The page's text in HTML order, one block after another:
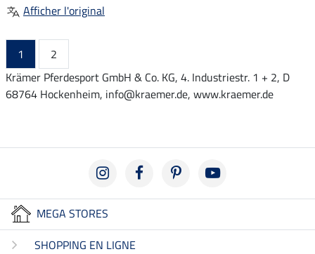
Afficher l'original
1
2
Krämer Pferdesport GmbH & Co. KG, 4. Industriestr. 1 + 2, D
68764 Hockenheim, info@kraemer.de, www.kraemer.de
MEGA STORES
SHOPPING EN LIGNE